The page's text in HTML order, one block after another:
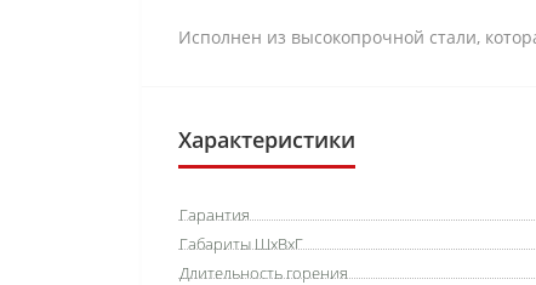
Исполнен из высокопрочной стали,
Характеристики
Гарантия
Габариты ШхВхГ
Длительность горения